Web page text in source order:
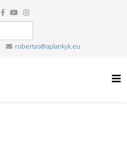
robertas@aplankyk.eu